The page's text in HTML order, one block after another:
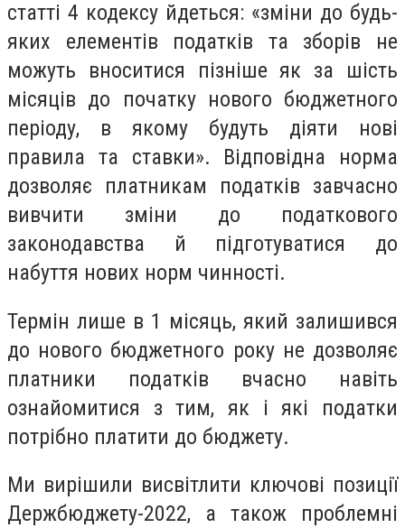
статті 4 кодексу йдеться: «зміни до будь-
яких елементів податків та зборів не
можуть вноситися пізніше як за шість
місяців до початку нового бюджетного
періоду, в якому будуть діяти нові
правила та ставки». Відповідна норма
дозволяє платникам податків завчасно
вивчити зміни до податкового
законодавства й підготуватися до
набуття нових норм чинності.
Термін лише в 1 місяць, який залишився
до нового бюджетного року не дозволяє
платники податків вчасно навіть
ознайомитися з тим, як і які податки
потрібно платити до бюджету.
Ми вирішили висвітлити ключові позиції
Держбюджету-2022, а також проблемні